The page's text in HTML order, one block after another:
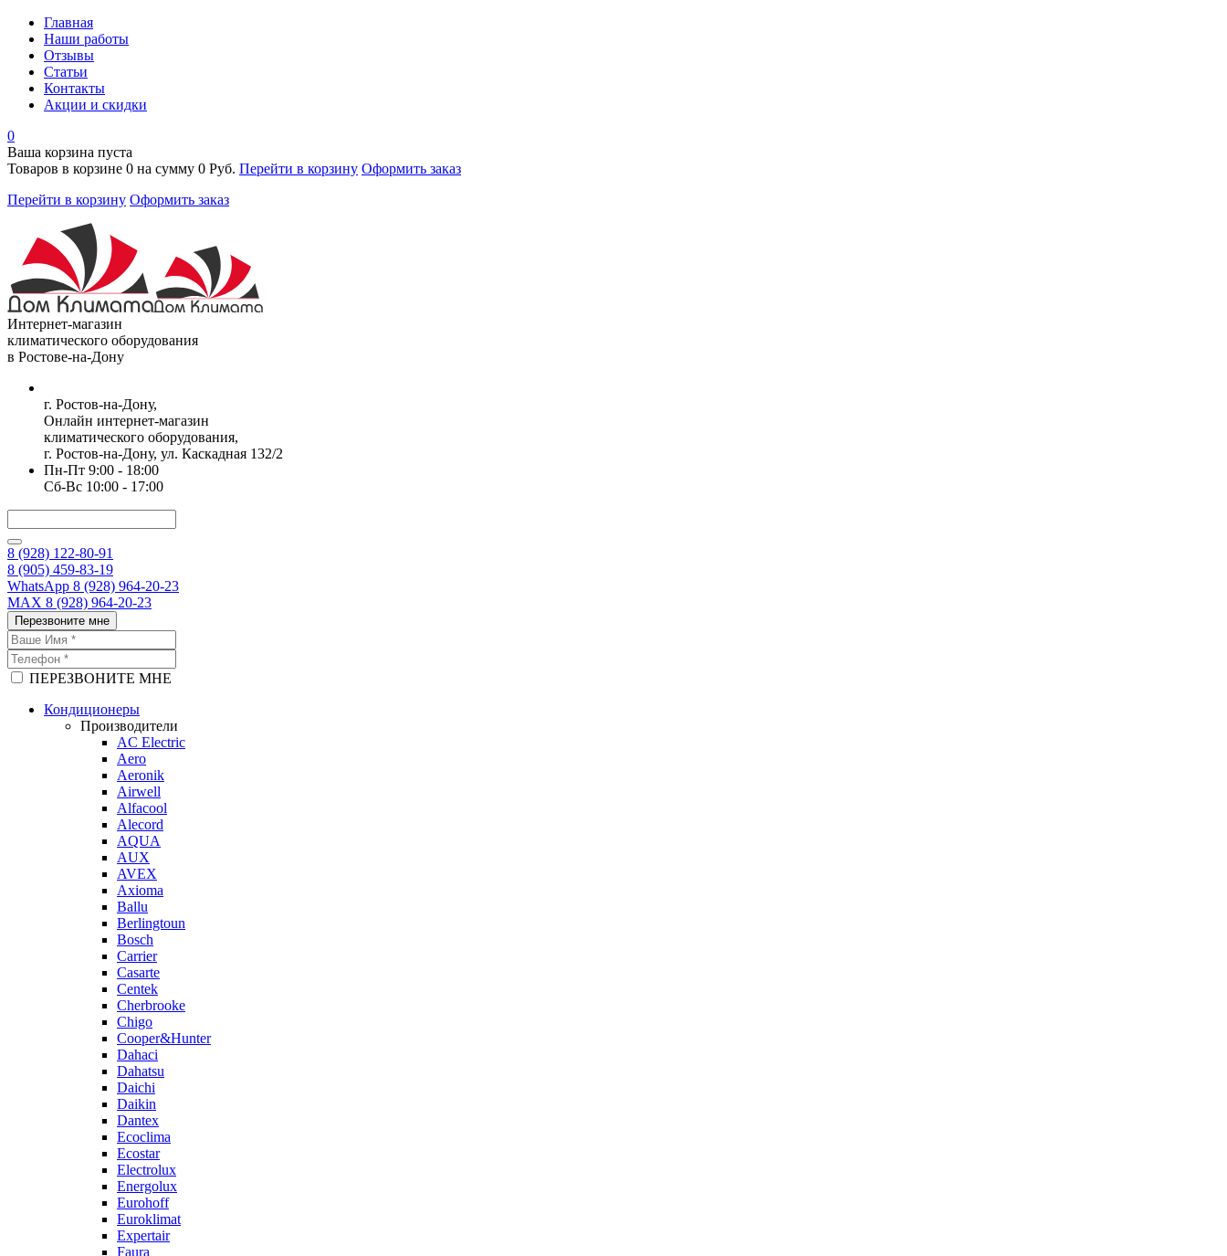
Главная
Наши работы
Отзывы
Статьи
Контакты
Акции и скидки
0
Ваша корзина пуста
Товаров в корзине 0 на сумму 0 Руб. Перейти в корзину Оформить заказ
Перейти в корзину Оформить заказ
Интернет-магазин
климатического оборудования
в Ростове-на-Дону
г. Ростов-на-Дону,
Онлайн интернет-магазин
климатического оборудования,
г. Ростов-на-Дону, ул. Каскадная 132/2
Пн-Пт 9:00 - 18:00
Сб-Вс 10:00 - 17:00
8 (928) 122-80-91
8 (905) 459-83-19
WhatsApp 8 (928) 964-20-23
MAX 8 (928) 964-20-23
Перезвоните мне
ПЕРЕЗВОНИТЕ МНЕ
Кондиционеры
Производители
AC Electric
Aero
Aeronik
Airwell
Alfacool
Alecord
AQUA
AUX
AVEX
Axioma
Ballu
Berlingtoun
Bosch
Carrier
Casarte
Centek
Cherbrooke
Chigo
Cooper&Hunter
Dahaci
Dahatsu
Daichi
Daikin
Dantex
Ecoclima
Ecostar
Electrolux
Energolux
Eurohoff
Euroklimat
Expertair
Faura